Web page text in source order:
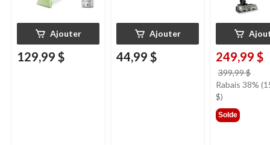
Ajouter
129,99 $
Ajouter
44,99 $ 249,99 $
399,99 $
était
Rabais 38%
$)
Solde